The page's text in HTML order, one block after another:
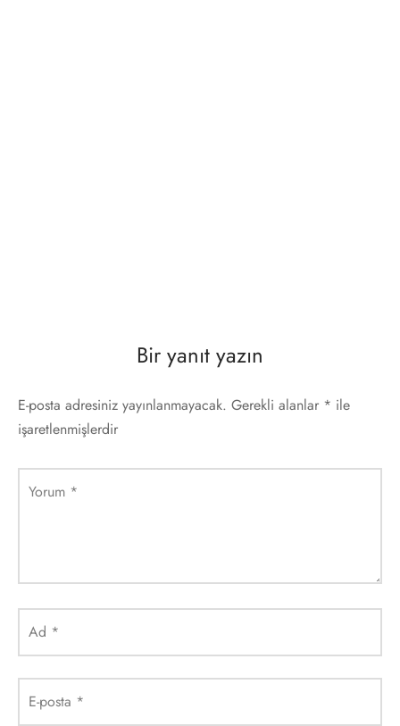
Bir yanıt yazın
E-posta adresiniz yayınlanmayacak. Gerekli alanlar * ile
işaretlenmişlerdir
Yorum *
Ad *
E-posta *